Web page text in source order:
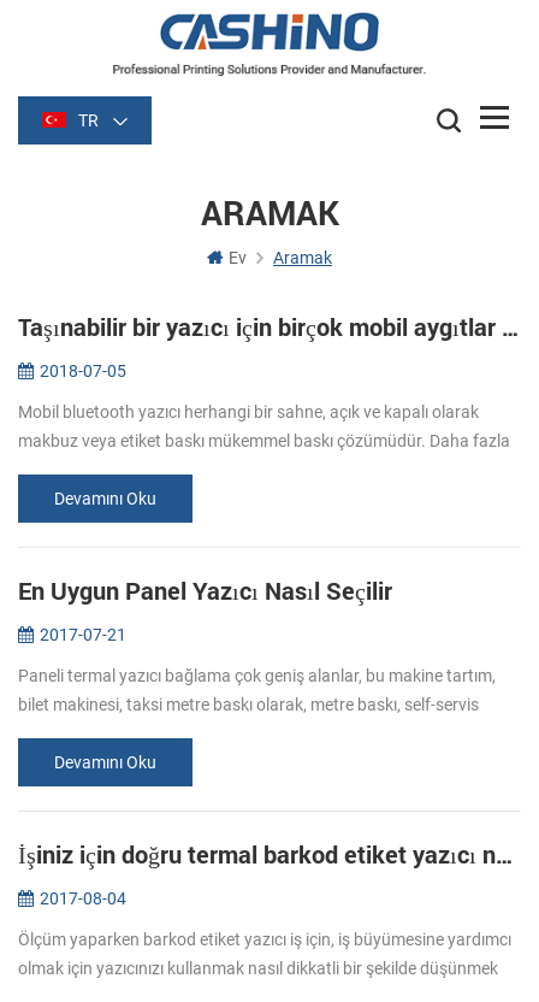
TR
ARAMAK
Ev Aramak
Taşınabilir bir yazıcı için birçok mobil aygıtlar bağlayabilirim?
2018-07-05
Mobil bluetooth yazıcı herhangi bir sahne, açık ve kapalı olarak
makbuz veya etiket baskı mükemmel baskı çözümüdür. Daha fazla
herha...Devamını Oku
En Uygun Panel Yazıcı Nasıl Seçilir
2017-07-21
Paneli termal yazıcı bağlama çok geniş alanlar, bu makine tartım,
bilet makinesi, taksi metre baskı olarak, metre baskı, self-servis
Devamını Oku
İşiniz için doğru termal barkod etiket yazıcı nasıl seçilir
2017-08-04
Ölçüm yaparken barkod etiket yazıcı iş için, iş büyümesine yardımcı
olmak için yazıcınızı kullanmak nasıl dikkatli bir şekilde düşünmek